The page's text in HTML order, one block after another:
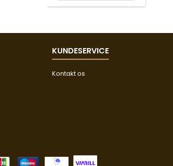
KUNDESERVICE
Kontakt os